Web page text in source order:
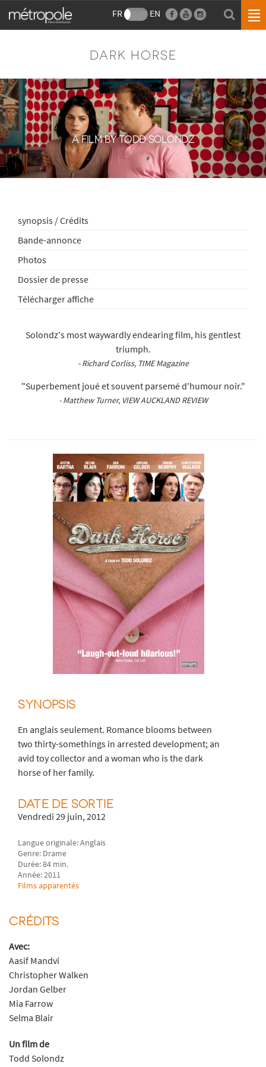
FR EN
DARK HORSE
A FILM BY TODD SOLONDZ
synopsis / Crédits
Bande-annonce
Photos
Dossier de presse
Télécharger affiche
Solondz's most waywardly endearing film, his gentlest
triumph.
- Richard Corliss, TIME Magazine
"Superbement joué et souvent parsemé d'humour noir."
- Matthew Turner, VIEW AUCKLAND REVIEW
SYNOPSIS
En anglais seulement. Romance blooms between
two thirty-somethings in arrested development; an
avid toy collector and a woman who is the dark
horse of her family.
DATE DE SORTIE
Vendredi 29 juin, 2012
Langue originale: Anglais
Genre: Drame
Durée: 84 min.
Année: 2011
Films apparentés
CRÉDITS
Avec:
Aasif Mandvi
Christopher Walken
Jordan Gelber
Mia Farrow
Selma Blair
Un film de
Todd Solondz